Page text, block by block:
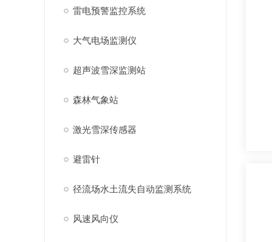
雷电预警监控系统
大气电场监测仪
超声波雪深监测站
森林气象站
激光雪深传感器
避雷针
径流场水土流失自动监测系统
风速风向仪